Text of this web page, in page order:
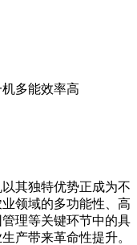
多能效率高
其独特优势正成为不
领域的多功能性、高
理等关键环节中的具
产带来革命性提升。